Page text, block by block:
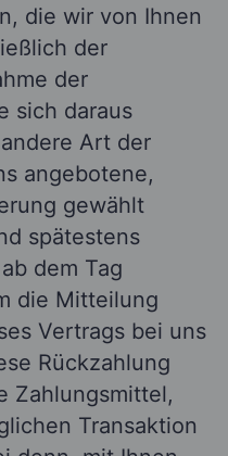
die wir von Ihnen
der
der
sich daraus
Art der
angebotene,
gewählt
spätestens
dem Tag
die Mitteilung
Vertrags bei uns
Rückzahlung
Zahlungsmittel,
Transaktion